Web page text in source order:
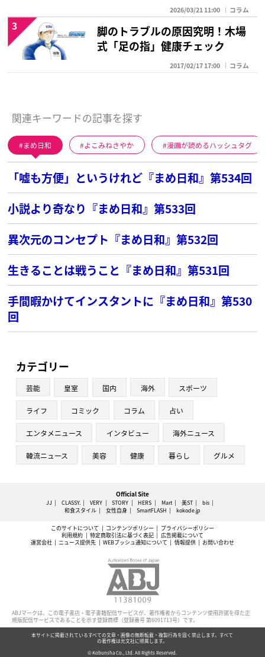
2026/03/21 11:00 コラム
脚のトラブルの原因究明！木場
式「足の指」健康チェック
2017/02/17 17:00 コラム
3
関連キーワードの記事を探す
まめ日和 よこみねさやか 漫画が読めるハッシュタグ
「嘘も方便」というけれど『まめ日和』第534回
小説より奇なり『まめ日和』第533回
異次元のコンセプト『まめ日和』第532回
生きることは戦うこと『まめ日和』第531回
手間暇かけてインスタントに『まめ日和』第530
回
カテゴリー
芸能 皇室 国内 海外 スポーツ
ライフ コミック コラム 占い
エンタメニュース インタビュー 海外ニュース
韓流ニュース 美容 健康 暮らし グルメ
Official Site
JJ CLASSY. VERY STORY HERS Mart 美ST
bis
和食スタイル
女性自身 SmartFLASH kokode.jp
このサイトについて コンテンツポリシー
プライバシーポリシー
利用規約
特定商取引法に基づく表記
広告掲載について
運営会社
ニュース提供先 WEBプッシュ通知について 情報提供 お問い合わせ
ABJマークは、この電子書店・電子書籍配信サービスが、著作権者からコンテンツ使用許諾を得た正
規版配信サービスであることを示す登録商標（登録番号 第6091713号）です。
本サイトに掲載されているすべての文章・画像の無断転載・複製行為を固く禁止します。すべて
の著作権は光文社に帰属します。
© Kobunsha Co., Ltd. All Rights Reserved.